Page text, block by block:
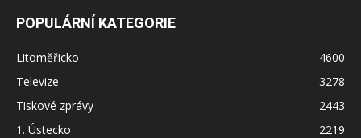
POPULÁRNÍ KATEGORIE
Litoměřicko
4600
Televize
3278
Tiskové zprávy
2443
1. Ústecko
2219